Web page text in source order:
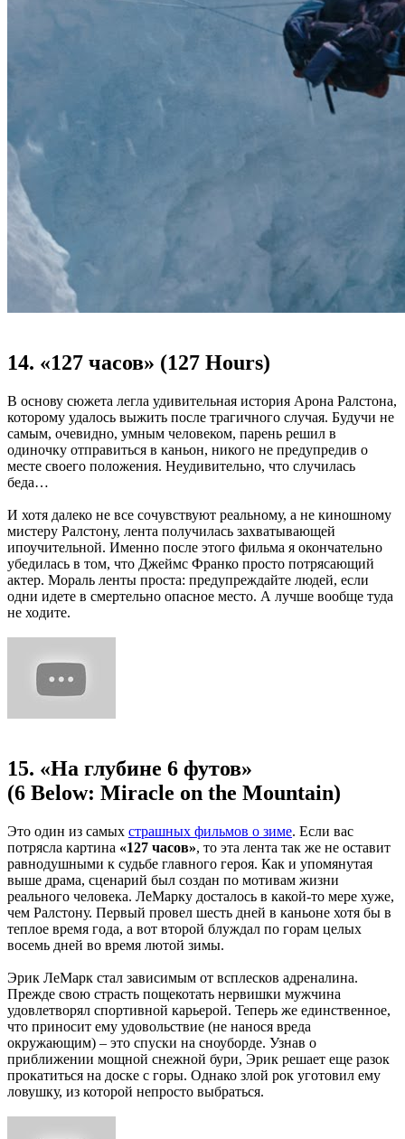
14. «127 часов» (127 Hours)
В основу сюжета легла удивительная история Арона Ралстона,
которому удалось выжить после трагичного случая. Будучи не
самым, очевидно, умным человеком, парень решил в
одиночку отправиться в каньон, никого не предупредив о
месте своего положения. Неудивительно, что случилась
беда…
И хотя далеко не все сочувствуют реальному, а не киношному
мистеру Ралстону, лента получилась захватывающей
ипоучительной. Именно после этого фильма я окончательно
убедилась в том, что Джеймс Франко просто потрясающий
актер. Мораль ленты проста: предупреждайте людей, если
одни идете в смертельно опасное место. А лучше вообще туда
не ходите.
15. «На глубине 6 футов»
(6 Below: Miracle on the Mountain)
Это один из самых страшных фильмов о зиме. Если вас
потрясла картина «127 часов», то эта лента так же не оставит
равнодушными к судьбе главного героя. Как и упомянутая
выше драма, сценарий был создан по мотивам жизни
реального человека. ЛеМарку досталось в какой-то мере хуже,
чем Ралстону. Первый провел шесть дней в каньоне хотя бы в
теплое время года, а вот второй блуждал по горам целых
восемь дней во время лютой зимы.
Эрик ЛеМарк стал зависимым от всплесков адреналина.
Прежде свою страсть пощекотать нервишки мужчина
удовлетворял спортивной карьерой. Теперь же единственное,
что приносит ему удовольствие (не нанося вреда
окружающим) – это спуски на сноуборде. Узнав о
приближении мощной снежной бури, Эрик решает еще разок
прокатиться на доске с горы. Однако злой рок уготовил ему
ловушку, из которой непросто выбраться.